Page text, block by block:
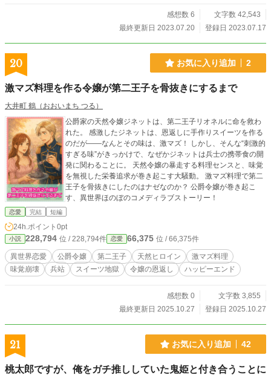
感想数 6
文字数 42,543
最終更新日 2023.07.20
登録日 2023.07.17
20 お気に入り追加 2
激マズ料理を作る令嬢が第二王子を骨抜きにするまで
大井町 鶴（おおいまち つる）
公爵家の天然令嬢ジネットは、第二王子リオネルに命を救わ
れた。 感激したジネットは、恩返しに手作りスイーツを作る
のだが――なんとその味は、激マズ！ しかし、そんな“刺激的
すぎる味”がきっかけで、なぜかジネットは兵士の携帯食の開
発に関わることに。 天然令嬢の暴走する料理センスと、味覚
を無視した栄養追求が巻き起こす大騒動。 激マズ料理で第二
王子を骨抜きにしたのはナゼなのか？ 公爵令嬢が巻き起こ
す、異世界ほのぼのコメディラブストーリー！
恋愛 完結 短編
24h.ポイント 0pt
小説 228,794 位 / 228,794件 恋愛 66,375 位 / 66,375件
異世界恋愛 公爵令嬢 第二王子 天然ヒロイン
激マズ料理
味覚崩壊
兵站 スイーツ地獄 令嬢の恩返し ハッピーエンド
感想数 0
文字数 3,855
最終更新日 2025.10.27
登録日 2025.10.27
21 お気に入り追加 42
桃太郎ですが、俺をガチ推ししていた鬼姫と付き合うことに